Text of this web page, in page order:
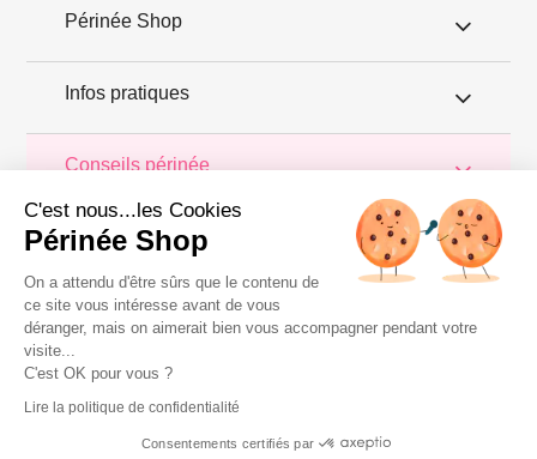
Périnée Shop
Infos pratiques
Conseils périnée
PerineeShop.com vous propose de découvrir son blog conseils.
Tout au long des pages, trouvez les infos et astuces pour
prendre soin de votre périnée et le maintenir en bonne santé. Dans
les articles de ce blog, découvrez aussi les tests des produits
proposés dans la Boutique du périnée, destinés à permettre une
rééducation périnéale à domicile. Périnée Shop vous garantit une
livraison rapide et discrète de votre commande.
Copyright 2011 © Périnée Shop
Conditions générales de vente
Mentions légales
C'est nous...les Cookies
Périnée Shop
On a attendu d'être sûrs que le contenu de
ce site vous intéresse avant de vous
déranger, mais on aimerait bien vous accompagner pendant votre
visite...
C'est OK pour vous ?
Lire la politique de confidentialité
Consentements certifiés par